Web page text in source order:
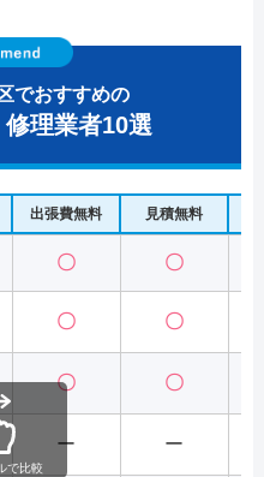
でおすすめの
理業者10選
出張費無料 見積無料
〇 〇
〇 〇
〇 〇
ー ー
で比較